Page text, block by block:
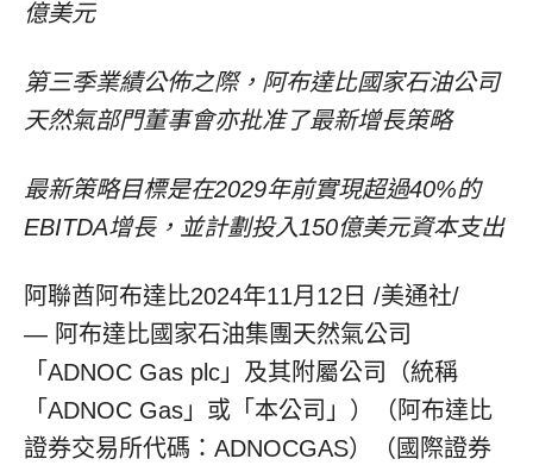
億美元
第三季業績公佈之際，阿布達比國家石油公司
天然氣部門董事會亦批准了最新增長策略
最新策略目標是在2029年前實現超過40%的
EBITDA增長，並計劃投入150億美元資本支出
阿聯酋阿布達比2024年11月12日 /美通社/
— 阿布達比國家石油集團天然氣公司
「ADNOC Gas plc」及其附屬公司（統稱
「ADNOC Gas」或「本公司」）（阿布達比
證券交易所代碼：ADNOCGAS）（國際證券